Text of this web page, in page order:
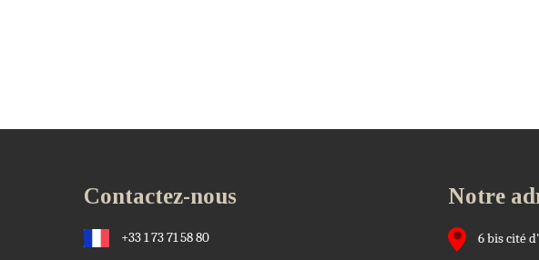
Contactez-nous
+33 1 73 71 58 80
Notre
6 bis cité